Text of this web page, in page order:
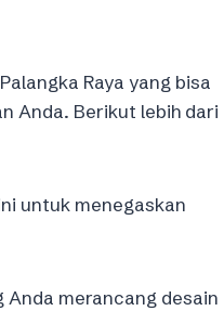
Raya yang bisa
Anda. Berikut lebih dari
untuk menegaskan
merancang desain